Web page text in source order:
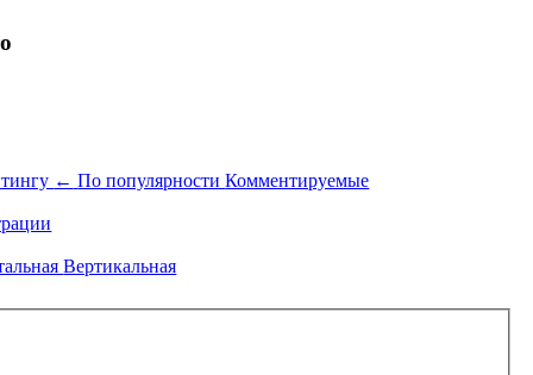
← По популярностиКомментируемые
Вертикальная